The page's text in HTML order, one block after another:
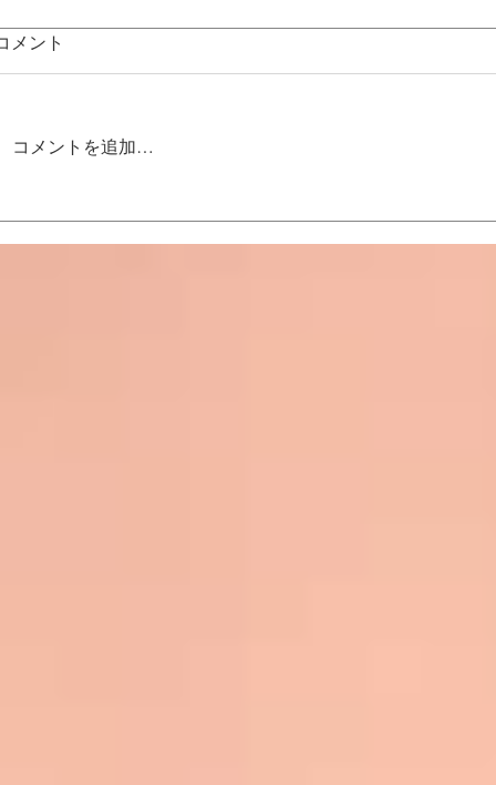
ムーンアイズさんのイベント
へ
メント
コメントを追加…